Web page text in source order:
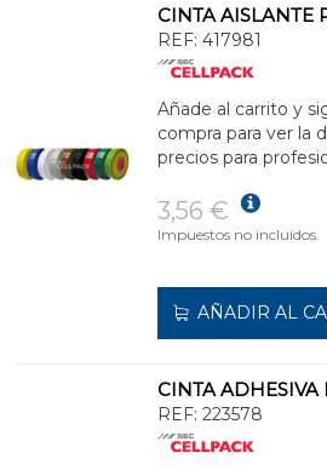
REF: 417981
Añade al carrito y
compra para ver la
precios para
3,56 €
Impuestos no incluidos.
AÑADIR AL
REF: 223578